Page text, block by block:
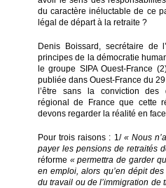
du caractère inéluctable de ce
légal de départ à la retraite ?
Denis Boissard, secrétaire de
principes de la démocratie
le groupe SIPA Ouest-France
publiée dans Ouest-France du
l’être sans la conviction des
régional de France que cette
devons regarder la réalité en
Pour trois raisons : 1/ « Nous
payer les pensions de retraités
réforme « permettra de garder
en emploi, alors qu’en dépit
du travail ou de l’immigration